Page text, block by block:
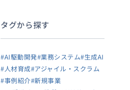
タグから探す
#AI駆動開発#業務システム#生成AI
#人材育成#アジャイル・スクラム
#事例紹介#新規事業